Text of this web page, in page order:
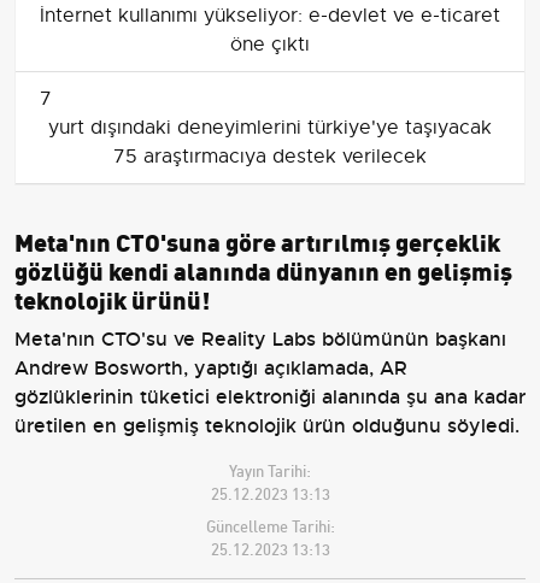
İnternet kullanımı yükseliyor: e-devlet ve e-ticaret
öne çıktı
7
yurt dışındaki deneyimlerini türkiye'ye taşıyacak
75 araştırmacıya destek verilecek
Meta'nın CTO'suna göre artırılmış gerçeklik
gözlüğü kendi alanında dünyanın en gelişmiş
teknolojik ürünü!
Meta'nın CTO'su ve Reality Labs bölümünün başkanı
Andrew Bosworth, yaptığı açıklamada, AR
gözlüklerinin tüketici elektroniği alanında şu ana kadar
üretilen en gelişmiş teknolojik ürün olduğunu söyledi.
Yayın Tarihi:
25.12.2023 13:13
Güncelleme Tarihi:
25.12.2023 13:13